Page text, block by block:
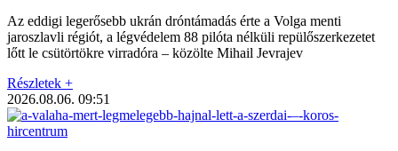
Az eddigi legerősebb ukrán dróntámadás érte a Volga menti
jaroszlavli régiót, a légvédelem 88 pilóta nélküli repülőszerkezetet
lőtt le csütörtökre virradóra – közölte Mihail Jevrajev
Részletek +
2026.08.06. 09:51